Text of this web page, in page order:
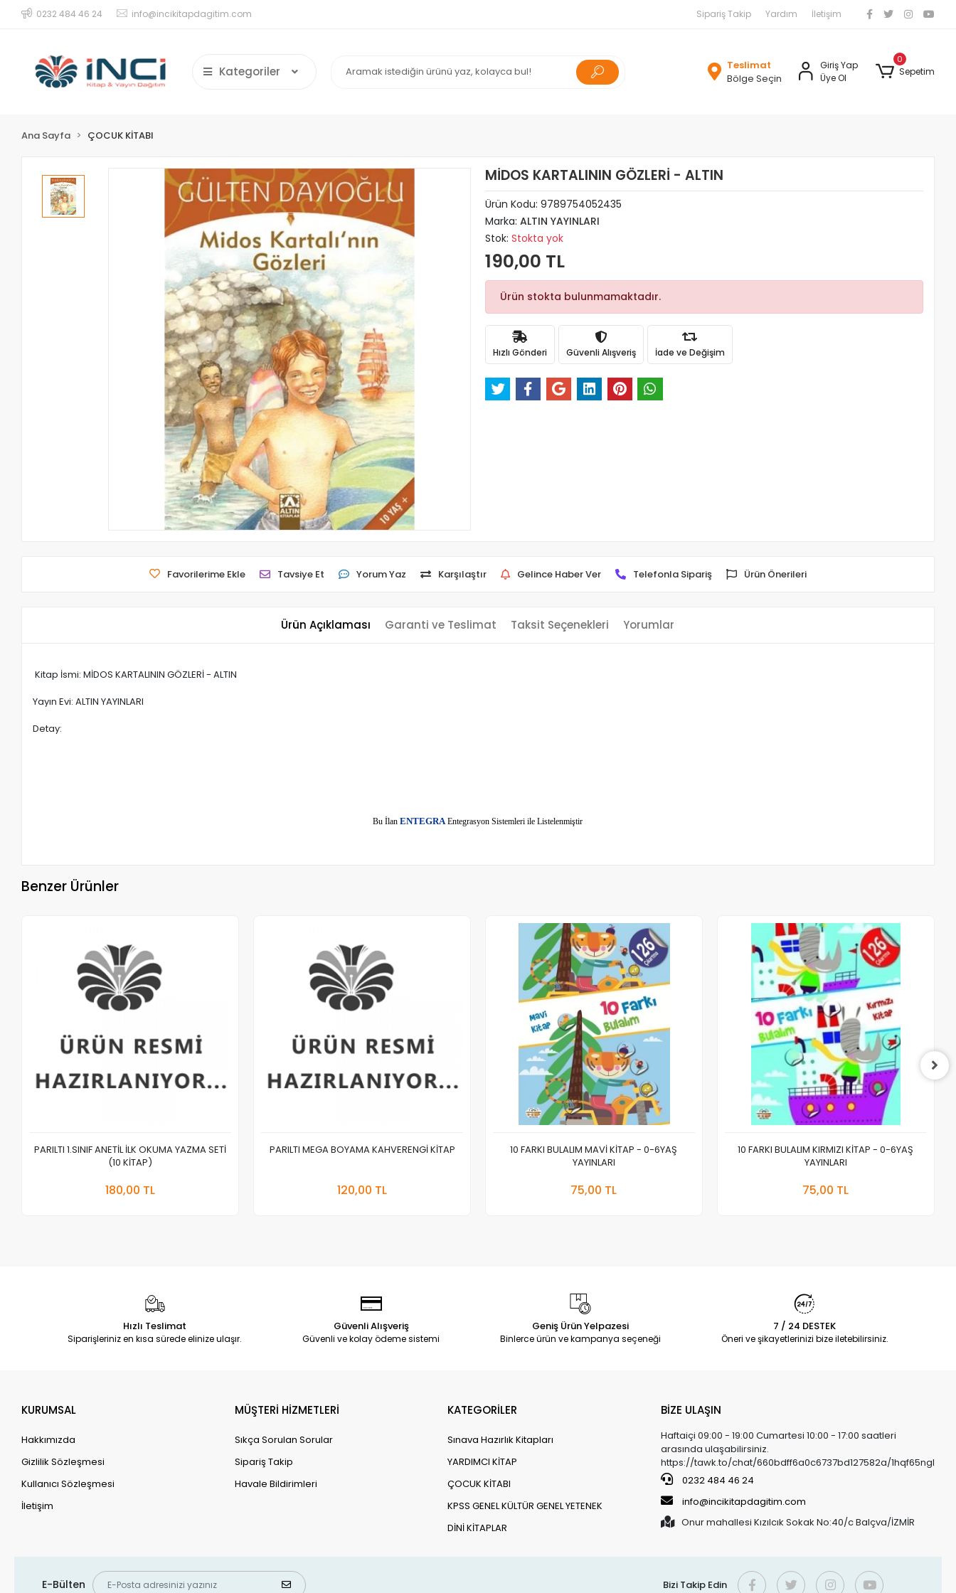
0232 484 46 24 info@incikitapdagitim.com Sipariş Takip Yardım İletişim
Kategoriler
Teslimat
Bölge Seçin
Giriş Yap
Üye Ol
0
Sepetim
Ana Sayfa ÇOCUK KİTABI
MİDOS KARTALININ GÖZLERİ - ALTIN
Ürün Kodu: 9789754052435
Marka: ALTIN YAYINLARI
Stok: Stokta yok
190,00 TL
Ürün stokta bulunmamaktadır.
Hızlı Gönderi Güvenli Alışveriş İade ve Değişim
Favorilerime Ekle Tavsiye Et Yorum Yaz Karşılaştır Gelince Haber Ver Telefonla Sipariş Ürün Önerileri
Ürün Açıklaması Garanti ve Teslimat Taksit Seçenekleri Yorumlar
Kitap İsmi: MİDOS KARTALININ GÖZLERİ - ALTIN
Yayın Evi: ALTIN YAYINLARI
Detay:
Bu İlanENTEGRAEntegrasyon Sistemleri ile Listelenmiştir
Benzer Ürünler
PARILTI 1.SINIF ANETİL İLK OKUMA YAZMA SETİ
(10 KİTAP)
180,00 TL
PARILTI MEGA BOYAMA KAHVERENGİ KİTAP
120,00 TL
10 FARKI BULALIM MAVİ KİTAP - 0-6YAŞ
YAYINLARI
75,00 TL
10 FARKI BULALIM KIRMIZI KİTAP - 0-6YAŞ
YAYINLARI
75,00 TL
Hızlı Teslimat
Siparişleriniz en kısa sürede elinize ulaşır.
Güvenli Alışveriş
Güvenli ve kolay ödeme sistemi
Geniş Ürün Yelpazesi
Binlerce ürün ve kampanya seçeneği
7 / 24 DESTEK
Öneri ve şikayetlerinizi bize iletebilirsiniz.
KURUMSAL
Hakkımızda
Gizlilik Sözleşmesi
Kullanıcı Sözleşmesi
İletişim
MÜŞTERİ HİZMETLERİ
Sıkça Sorulan Sorular
Sipariş Takip
Havale Bildirimleri
KATEGORİLER
Sınava Hazırlık Kitapları
YARDIMCI KİTAP
ÇOCUK KİTABI
KPSS GENEL KÜLTÜR GENEL YETENEK
DİNİ KİTAPLAR
BİZE ULAŞIN
Haftaiçi 09:00 - 19:00 Cumartesi 10:00 - 17:00 saatleri
arasında ulaşabilirsiniz.
https://tawk.to/chat/660bdff6a0c6737bd127582a/1hqf65ngl
0232 484 46 24
info@incikitapdagitim.com
Onur mahallesi Kızılcık Sokak No:40/c Balçva/İZMİR
E-Bülten Bizi Takip Edin